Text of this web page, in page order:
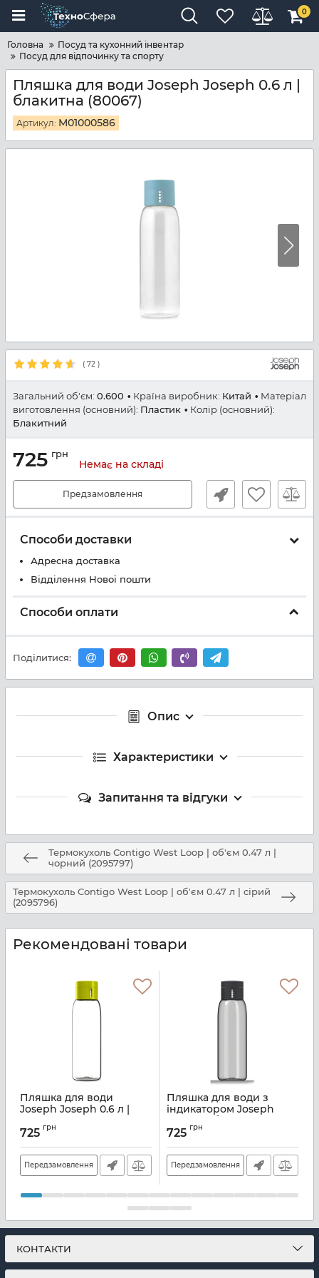
0
Головна
Посуд та кухонний інвентар
Посуд для відпочинку та спорту
Пляшка для води Joseph Joseph 0.6 л |
блакитна (80067)
Артикул: M01000586
( 72 )
Загальний об'єм: 0.600 Країна виробник: Китай
Матеріал
виготовлення (основний): Пластик
Колір (основний):
Блакитний
725 грн
Немає на складі
Предзамовлення
Способи доставки
Адресна доставка
Відділення Нової пошти
Способи оплати
Поділитися:
Опис
Характеристики
Запитання та відгуки
Термокухоль Contigo West Loop | об'єм 0.47 л |
чорний (2095797)
Термокухоль Contigo West Loop | об'єм 0.47 л | сірий
(2095796)
Рекомендовані товари
Пляшка для води
Joseph Joseph 0.6 л |
Артикул:
725 грн
Передзамовлення
Пляшка для води з
індикатором Joseph
Joseph об'єм 0.6 л |
сірий (81053)
Артикул:M01000512
725 грн
Передзамовлення
КОНТАКТИ